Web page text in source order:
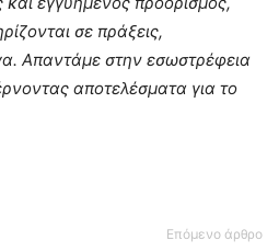
σε πράξεις,
Απαντάμε στην εσωστρέφεια
αποτελέσματα για το
Επόμενο άρθρο